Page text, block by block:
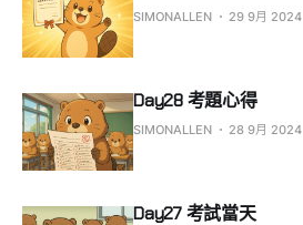
SIMONALLEN 29 9月 2024
Day28 考題心得
SIMONALLEN 28 9月 2024
Day27 考試當天